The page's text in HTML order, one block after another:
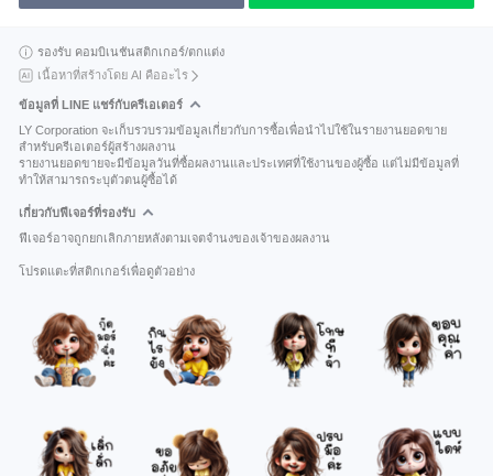
รองรับ คอมบิเนชันสติกเกอร์/ตกแต่ง
เนื้อหาที่สร้างโดย AI คืออะไร
ข้อมูลที่ LINE แชร์กับครีเอเตอร์
LY Corporation จะเก็บรวบรวมข้อมูลเกี่ยวกับการซื้อเพื่อนำไปใช้ในรายงานยอดขาย
สำหรับครีเอเตอร์ผู้สร้างผลงาน
รายงานยอดขายจะมีข้อมูลวันที่ซื้อผลงานและประเทศที่ใช้งานของผู้ซื้อ แต่ไม่มีข้อมูลที่
ทำให้สามารถระบุตัวตนผู้ซื้อได้
เกี่ยวกับฟีเจอร์ที่รองรับ
ฟีเจอร์อาจถูกยกเลิกภายหลังตามเจตจำนงของเจ้าของผลงาน
โปรดแตะที่สติกเกอร์เพื่อดูตัวอย่าง